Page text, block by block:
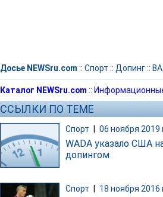
Досье NEWSru.com :: Спорт :: Допинг::
Каталог NEWSru.com ::
ССЫЛКИ ПО ТЕМЕ
Спорт 06 ноября 2019
WADA указало США
допингом
Спорт 18 ноября 2016